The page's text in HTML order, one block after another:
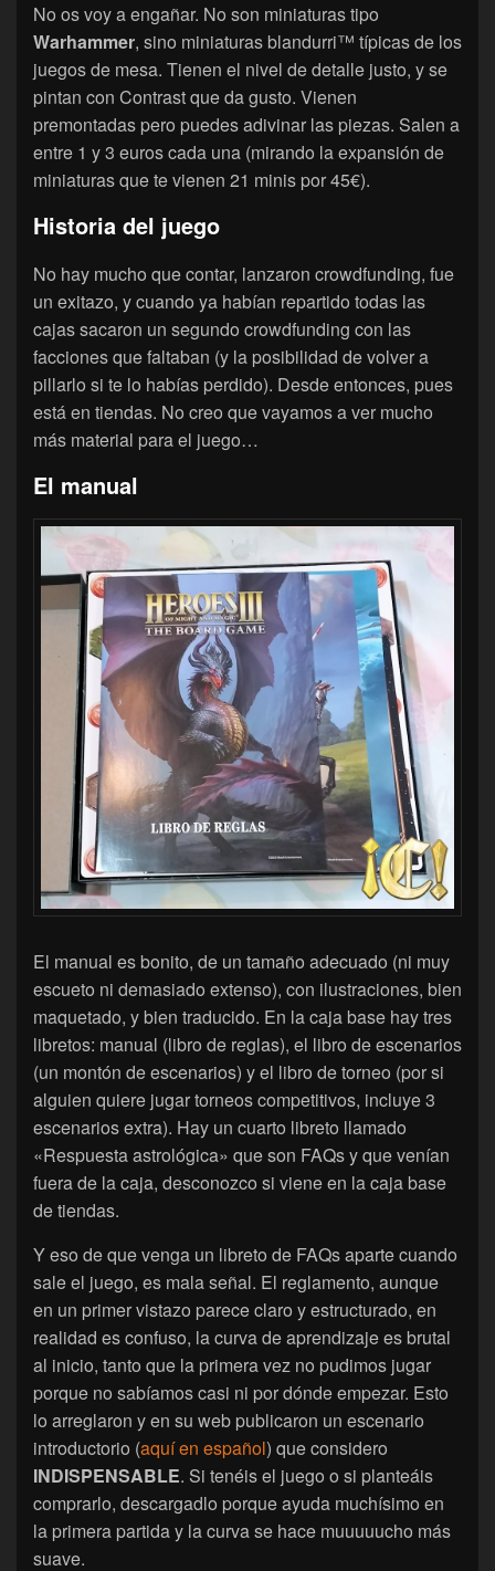
No os voy a engañar. No son miniaturas tipo
Warhammer, sino miniaturas blandurri™ típicas de los
juegos de mesa. Tienen el nivel de detalle justo, y se
pintan con Contrast que da gusto. Vienen
premontadas pero puedes adivinar las piezas. Salen a
entre 1 y 3 euros cada una (mirando la expansión de
miniaturas que te vienen 21 minis por 45€).
Historia del juego
No hay mucho que contar, lanzaron crowdfunding, fue
un exitazo, y cuando ya habían repartido todas las
cajas sacaron un segundo crowdfunding con las
facciones que faltaban (y la posibilidad de volver a
pillarlo si te lo habías perdido). Desde entonces, pues
está en tiendas. No creo que vayamos a ver mucho
más material para el juego…
El manual
El manual es bonito, de un tamaño adecuado (ni muy
escueto ni demasiado extenso), con ilustraciones, bien
maquetado, y bien traducido. En la caja base hay tres
libretos: manual (libro de reglas), el libro de escenarios
(un montón de escenarios) y el libro de torneo (por si
alguien quiere jugar torneos competitivos, incluye 3
escenarios extra). Hay un cuarto libreto llamado
«Respuesta astrológica» que son FAQs y que venían
fuera de la caja, desconozco si viene en la caja base
de tiendas.
Y eso de que venga un libreto de FAQs aparte cuando
sale el juego, es mala señal. El reglamento, aunque
en un primer vistazo parece claro y estructurado, en
realidad es confuso, la curva de aprendizaje es brutal
al inicio, tanto que la primera vez no pudimos jugar
porque no sabíamos casi ni por dónde empezar. Esto
lo arreglaron y en su web publicaron un escenario
introductorio (aquí en español) que considero
INDISPENSABLE. Si tenéis el juego o si planteáis
comprarlo, descargadlo porque ayuda muchísimo en
la primera partida y la curva se hace muuuuucho más
suave.